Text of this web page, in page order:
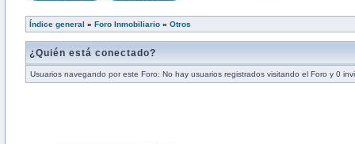
Índice general » Foro Inmobiliario » Otros
¿Quién está conectado?
Usuarios navegando por este Foro: No hay usuarios registrados visitando el Foro y 0